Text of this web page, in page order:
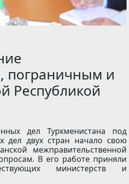
пограничным и
Республикой
дел Туркменистана под
дел двух стран начало свою
межправительственной
В его работе приняли
министерств и